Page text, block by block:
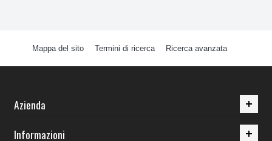
Mappa del sito Termini di ricerca Ricerca avanzata
Azienda
Informazioni